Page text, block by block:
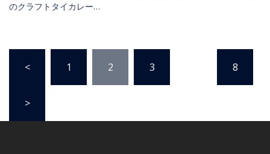
のクラフトタイカレー…
< 1 2 3 8
>